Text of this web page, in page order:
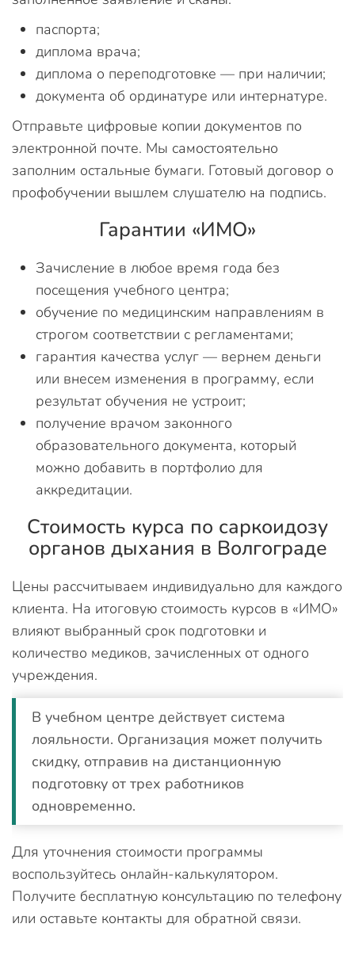
паспорта;
диплома врача;
диплома о переподготовке — при наличии;
документа об ординатуре или интернатуре.
Отправьте цифровые копии документов по
электронной почте. Мы самостоятельно
заполним остальные бумаги. Готовый договор о
профобучении вышлем слушателю на подпись.
Гарантии «ИМО»
Зачисление в любое время года без
посещения учебного центра;
обучение по медицинским направлениям в
строгом соответствии с регламентами;
гарантия качества услуг — вернем деньги
или внесем изменения в программу, если
результат обучения не устроит;
получение врачом законного
образовательного документа, который
можно добавить в портфолио для
аккредитации.
Стоимость курса по саркоидозу
органов дыхания в Волгограде
Цены рассчитываем индивидуально для каждого
клиента. На итоговую стоимость курсов в «ИМО»
влияют выбранный срок подготовки и
количество медиков, зачисленных от одного
учреждения.
В учебном центре действует система
лояльности. Организация может получить
скидку, отправив на дистанционную
подготовку от трех работников
одновременно.
Для уточнения стоимости программы
воспользуйтесь онлайн-калькулятором.
Получите бесплатную консультацию по телефону
или оставьте контакты для обратной связи.